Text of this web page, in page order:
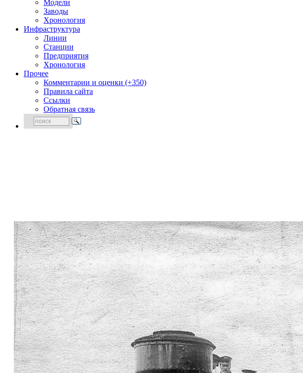
Модели
Заводы
Хронология
Инфраструктура
Линии
Станции
Предприятия
Хронология
Прочее
Комментарии и оценки (+350)
Правила сайта
Ссылки
Обратная связь